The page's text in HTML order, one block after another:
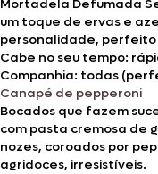
Mortadela Defumada
um toque de ervas e
personalidade,
Cabe no seu tempo:
Companhia: todas
Canapé de pepperoni
Bocados que fazem
com pasta cremosa de
nozes, coroados por
agridoces, irresistíveis.